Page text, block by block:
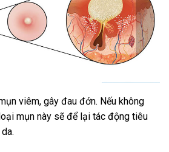
viêm, gây đau đớn. Nếu không
mụn này sẽ để lại tác động tiêu